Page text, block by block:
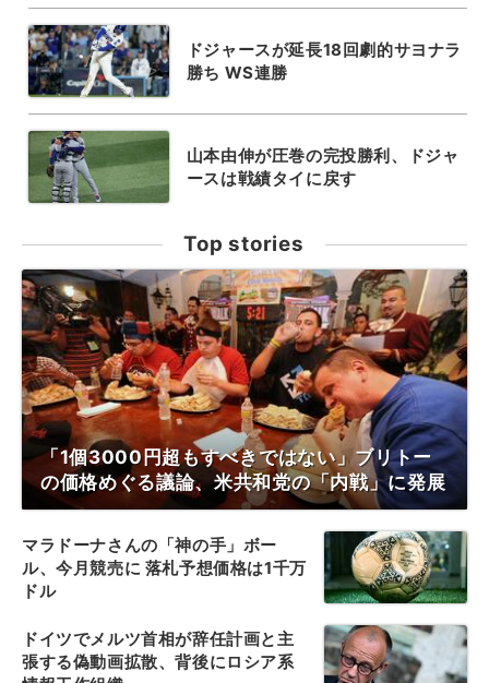
ドジャースが延長18回劇的サヨナラ
勝ち WS連勝
山本由伸が圧巻の完投勝利、ドジャ
ースは戦績タイに戻す
Top stories
「1個3000円超もすべきではない」ブリトー
の価格めぐる議論、米共和党の「内戦」に発展
マラドーナさんの「神の手」ボー
ル、今月競売に 落札予想価格は1千万
ドル
ドイツでメルツ首相が辞任計画と主
張する偽動画拡散、背後にロシア系